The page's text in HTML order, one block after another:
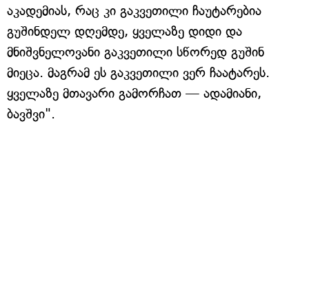
აკადემიას, რაც კი გაკვეთილი ჩაუტარებია
გუშინდელ დღემდე, ყველაზე დიდი და
მნიშვნელოვანი გაკვეთილი სწორედ გუშინ
მიეცა. მაგრამ ეს გაკვეთილი ვერ ჩაატარეს.
ყველაზე მთავარი გამორჩათ — ადამიანი,
ბავშვი".